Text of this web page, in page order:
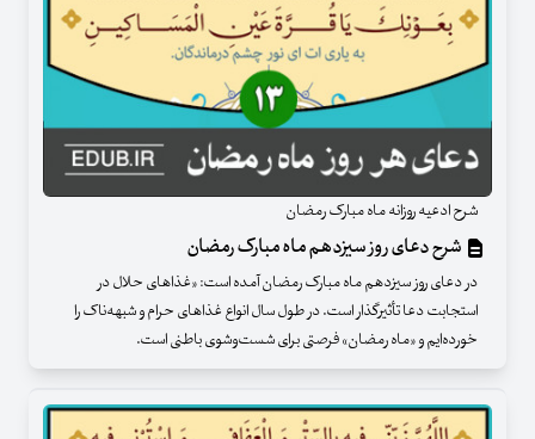
شرح ادعیه روزانه ماه مبارک رمضان
شرح دعای روز سیزدهم ماه مبارک رمضان
در دعای روز سیزدهم ماه مبارک رمضان آمده است: «غذاهای حلال در
استجابت دعا تأثیرگذار است. در طول سال انواع غذاهای حرام و شبهه‌ناک را
خورده‌ایم و «ماه رمضان» فرصتی برای شست‌وشوی باطنی است.